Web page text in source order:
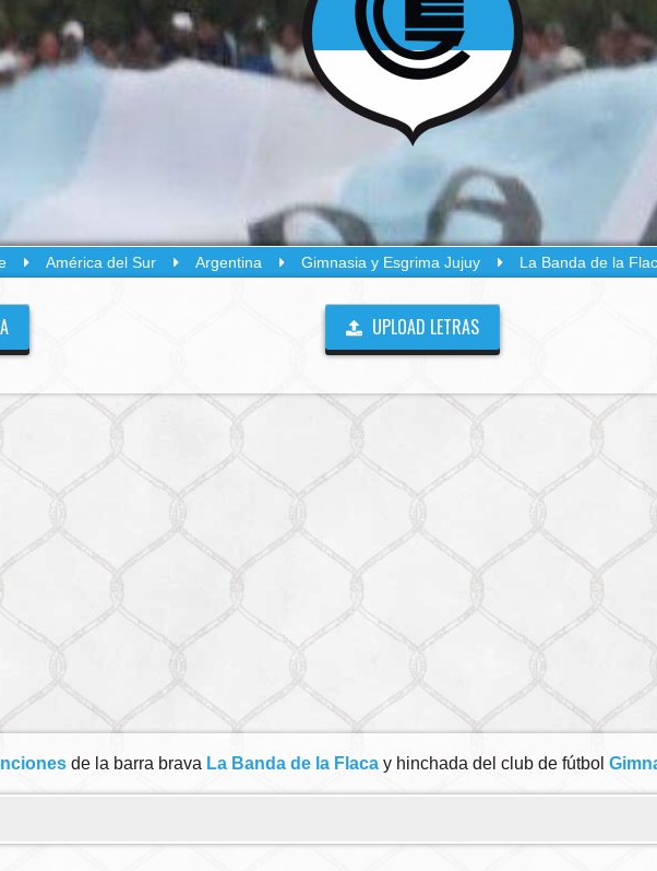
América del Sur Argentina Gimnasia y Esgrima Jujuy La Banda de la
UPLOAD LETRAS
de la barra brava La Banda de la Flaca y hinchada del club de fútbol